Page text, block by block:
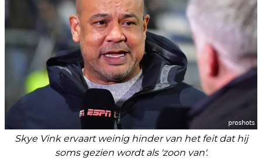
Skye Vink ervaart weinig hinder van het feit dat hij
soms gezien wordt als 'zoon van'.